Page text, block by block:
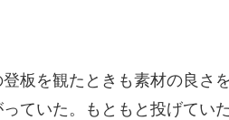
板を観たときも素材の良さ
ていた。もともと投げてい